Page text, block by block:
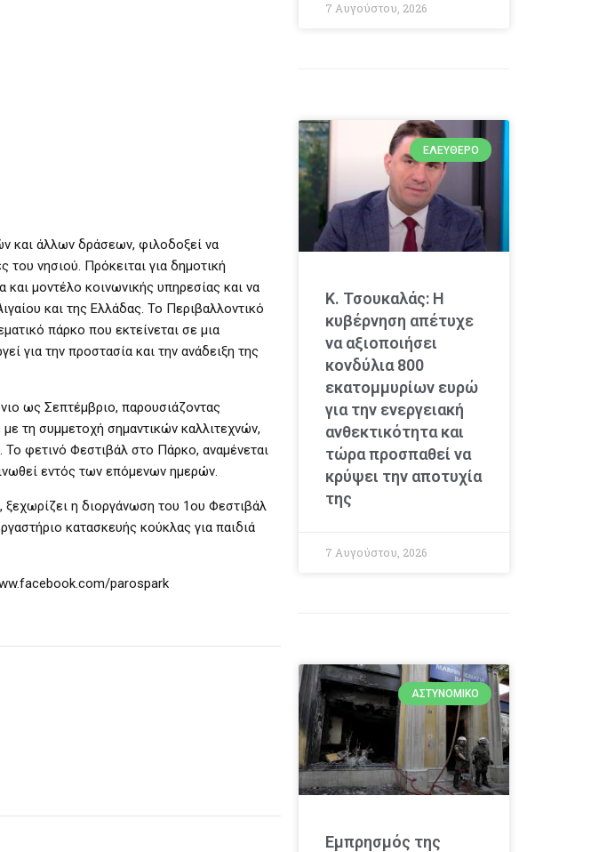
και άλλων δράσεων, φιλοδοξεί να
του νησιού. Πρόκειται για δημοτική
μοντέλο κοινωνικής υπηρεσίας και να
και της Ελλάδας. Το Περιβαλλοντικό
πάρκο που εκτείνεται σε μια
για την προστασία και την ανάδειξη της
ως Σεπτέμβριο, παρουσιάζοντας
τη συμμετοχή σημαντικών καλλιτεχνών,
φετινό Φεστιβάλ στο Πάρκο, αναμένεται
εντός των επόμενων ημερών.
η διοργάνωση του 1ου Φεστιβάλ
κατασκευής κούκλας για παιδιά
parospark
7 Αυγούστου, 2026
ΕΛΕΎΘΕΡΟ
Κ. Τσουκαλάς: Η
κυβέρνηση απέτυχε
να αξιοποιήσει
κονδύλια 800
εκατομμυρίων ευρώ
για την ενεργειακή
ανθεκτικότητα και
τώρα προσπαθεί να
κρύψει την αποτυχία
της
7 Αυγούστου, 2026
ΑΣΤΥΝΟΜΙΚΌ
Εμπρησμός της